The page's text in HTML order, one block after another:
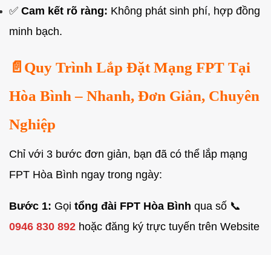
✅ Cam kết rõ ràng: Không phát sinh phí, hợp đồng
minh bạch.
📄Quy Trình Lắp Đặt Mạng FPT Tại
Hòa Bình – Nhanh, Đơn Giản, Chuyên
Nghiệp
Chỉ với 3 bước đơn giản, bạn đã có thể lắp mạng
FPT Hòa Bình ngay trong ngày:
Bước 1: Gọi tổng đài FPT Hòa Bình qua số 📞
0946 830 892 hoặc đăng ký trực tuyến trên Website